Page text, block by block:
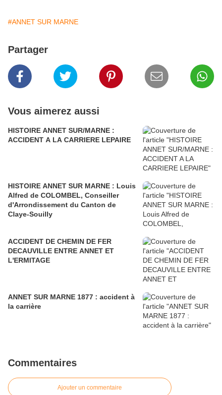
#ANNET SUR MARNE
Partager
Vous aimerez aussi
HISTOIRE ANNET SUR/MARNE :
ACCIDENT A LA CARRIERE LEPAIRE
HISTOIRE ANNET SUR MARNE : Louis
Alfred de COLOMBEL, Conseiller
d'Arrondissement du Canton de
Claye-Souilly
ACCIDENT DE CHEMIN DE FER
DECAUVILLE ENTRE ANNET ET
L'ERMITAGE
ANNET SUR MARNE 1877 : accident à
la carrière
Commentaires
Ajouter un commentaire